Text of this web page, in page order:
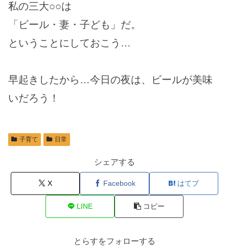
私の三大○○は
「ビール・妻・子ども」だ。
ということにしておこう…
早起きしたから…今日の夜は、ビールが美味
いだろう！
子育て 日常
シェアする
X Facebook はてブ
LINE コピー
とらすをフォローする